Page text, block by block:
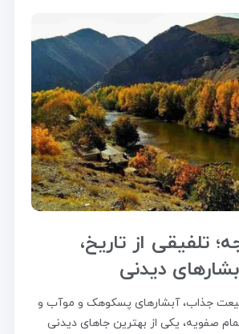
تلفیقی از تاریخ،
دیدنی
جذاب، آبشارهای پسکوهک و موآب و
صفویه، یکی از بهترین جاهای دیدنی